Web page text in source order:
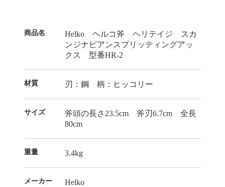
商品名
Helko ヘルコ斧 ヘリテイジ スカ
ンジナビアンスプリッティングアッ
クス 型番HR-2
材質 刃：鋼 柄：ヒッコリー
サイズ
斧頭の長さ23.5cm 斧刃6.7cm 全長
80cm
重量 3.4kg
メーカー Helko